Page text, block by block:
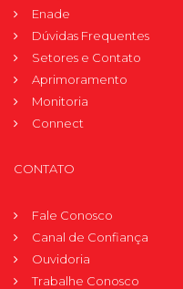
Enade
Dúvidas Frequentes
Setores e Contato
Aprimoramento
Monitoria
Connect
CONTATO
Fale Conosco
Canal de Confiança
Ouvidoria
Trabalhe Conosco